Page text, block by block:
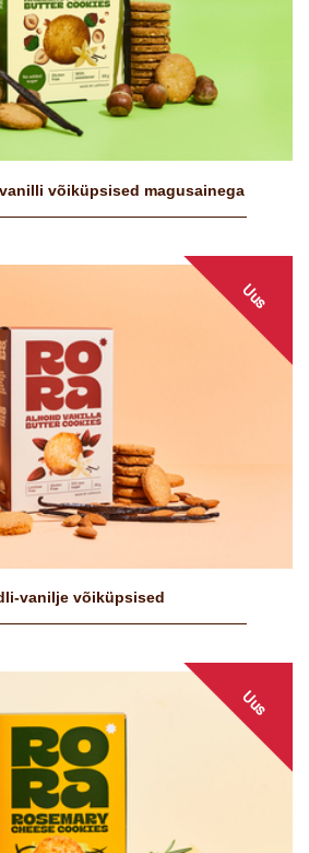
võiküpsised magusainega
Uus
vanilje võiküpsised
Uus